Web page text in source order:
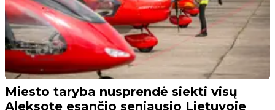
Miesto taryba nusprendė siekti visų
Aleksote esančio seniausio Lietuvoje